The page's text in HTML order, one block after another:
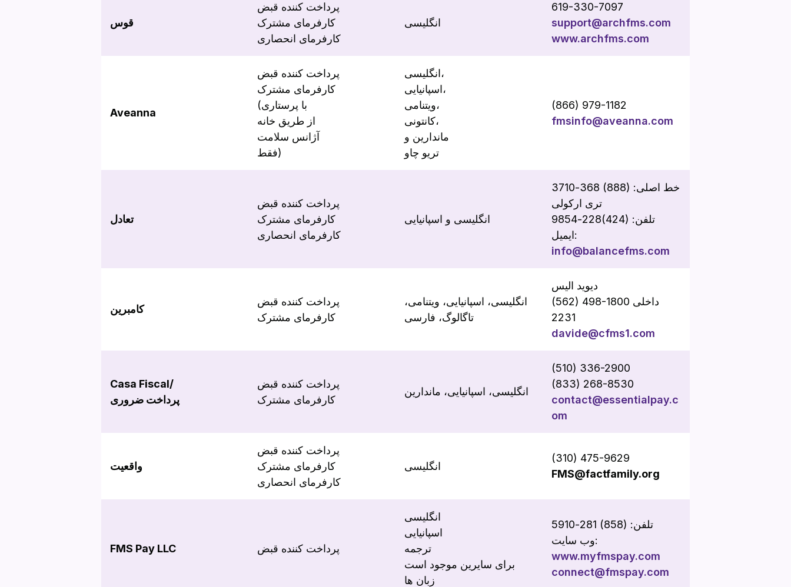
قوس
پرداخت کننده قبض
کارفرمای مشترک
کارفرمای انحصاری
انگلیسی
619-330-7097
support@archfms.com
www.archfms.com
Aveanna
پرداخت کننده قبض
کارفرمای مشترک
(با پرستاری
از طریق خانه
آژانس سلامت
فقط)
انگلیسی،
اسپانیایی،
ویتنامی،
کانتونی،
ماندارین و
تریو چاو
(866) 979-1182
fmsinfo@aveanna.com
تعادل
پرداخت کننده قبض
کارفرمای مشترک
کارفرمای انحصاری
انگلیسی و اسپانیایی
خط اصلی: (888) 368-3710
تری ارکولی
تلفن: (424)228-9854
ایمیل:
info@balancefms.com
کامبرین
پرداخت کننده قبض
کارفرمای مشترک
انگلیسی، اسپانیایی، ویتنامی،
تاگالوگ، فارسی
دیوید الیس
(562) 498-1800 داخلی
2231
davide@cfms1.com
Casa Fiscal/
پرداخت ضروری
پرداخت کننده قبض
کارفرمای مشترک
انگلیسی، اسپانیایی، ماندارین
(510) 336-2900
(833) 268-8530
contact@essentialpay.c
om
واقعیت
پرداخت کننده قبض
کارفرمای مشترک
کارفرمای انحصاری
انگلیسی
(310) 475-9629
FMS@factfamily.org
FMS Pay LLC پرداخت کننده قبض
انگلیسی
اسپانیایی
ترجمه
برای سایرین موجود است
زبان ها
تلفن: (858) 281-5910
وب سایت:
www.myfmspay.com
connect@fmspay.com